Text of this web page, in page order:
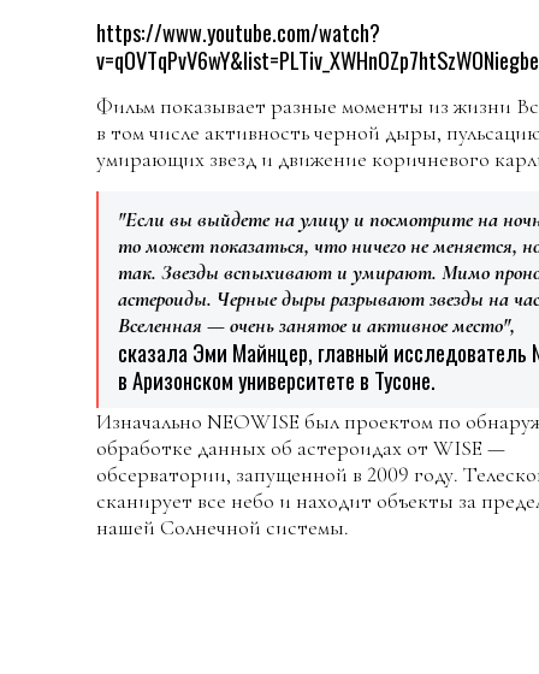
https://www.youtube.com/watch?
Фильм показывает разные моменты из жизни
в том числе активность черной дыры,
умирающих звезд и движение коричневого
"Если вы выйдете на улицу и посмотрите на
то может показаться, что ничего не меняется,
так. Звезды вспыхивают и умирают. Мимо
астероиды. Черные дыры разрывают звезды на
Вселенная — очень занятое и активное место",
сказала Эми Майнцер, главный исследователь
в Аризонском университете в Тусоне.
Изначально NEOWISE был проектом по
обработке данных об астероидах от WISE —
обсерватории, запущенной в 2009 году.
сканирует все небо и находит объекты за
нашей Солнечной системы.